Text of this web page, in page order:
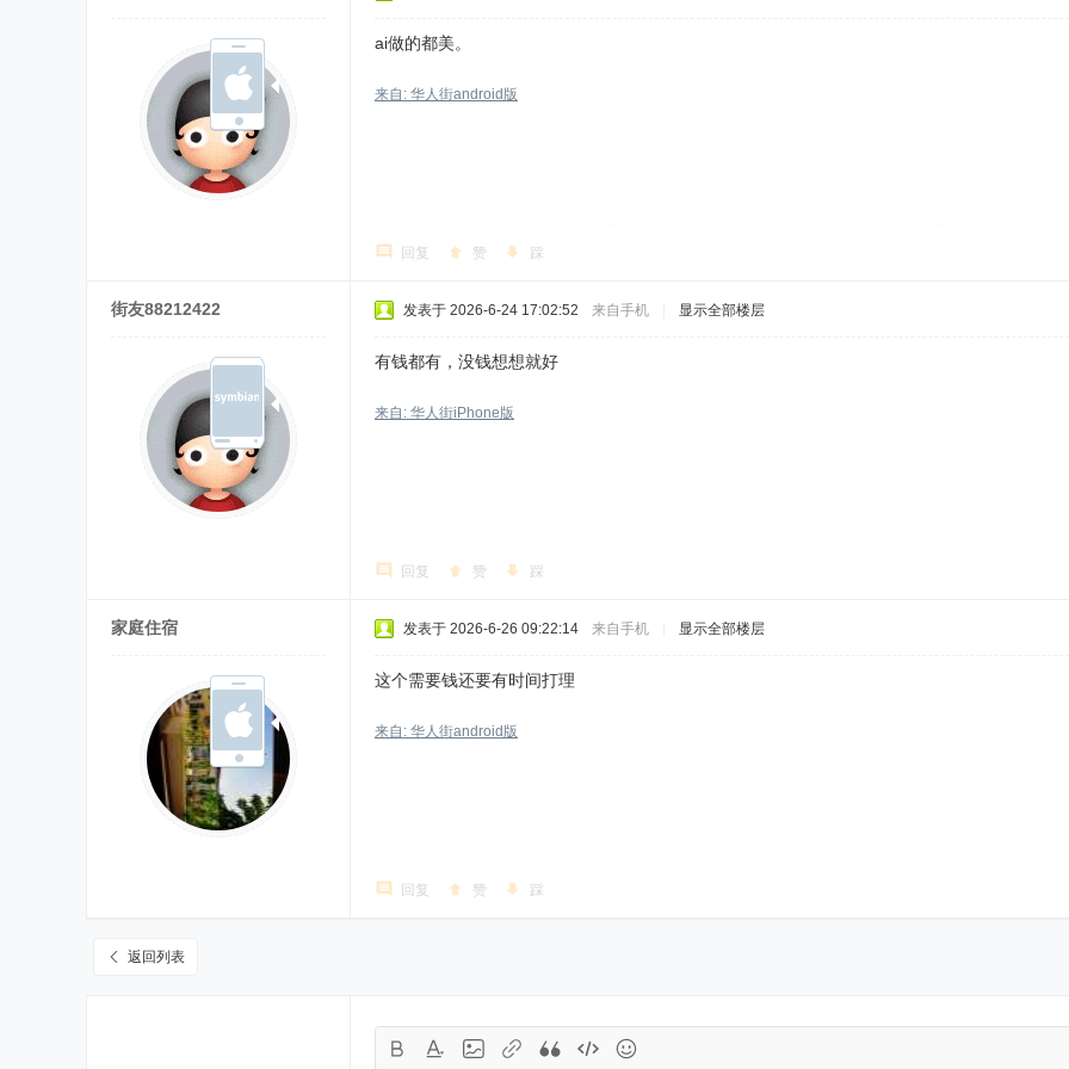
ai做的都美。
来自: 华人街android版
回复 赞 踩
街友88212422 发表于 2026-6-24 17:02:52 来自手机 显示全部楼层
有钱都有，没钱想想就好
来自: 华人街iPhone版
回复 赞 踩
家庭住宿 发表于 2026-6-26 09:22:14 来自手机 显示全部楼层
这个需要钱还要有时间打理
来自: 华人街android版
回复 赞 踩
返回列表